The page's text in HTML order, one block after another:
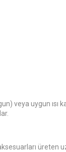
uygun ısı
üreten